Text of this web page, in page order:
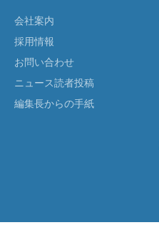
会社案内
採用情報
お問い合わせ
ニュース読者投稿
編集長からの手紙